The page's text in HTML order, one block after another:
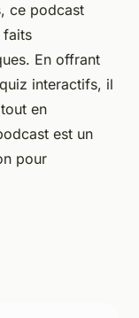
ce podcast
faits
En offrant
interactifs, il
en
est un
pour